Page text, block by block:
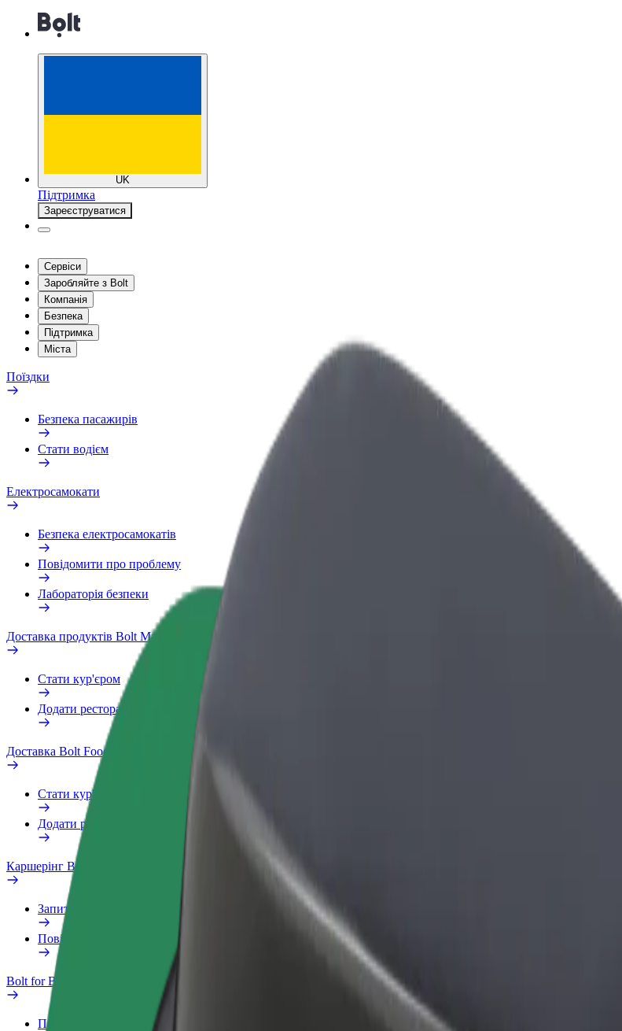
UK
Підтримка
Зареєструватися
Сервіси
Заробляйте з Bolt
Компанія
Безпека
Підтримка
Міста
Поїздки
Безпека пасажирів
Стати водієм
Електросамокати
Безпека електросамокатів
Повідомити про проблему
Лабораторія безпеки
Доставка продуктів Bolt Market
Стати кур'єром
Додати ресторан чи крамницю
Доставка Bolt Food
Стати кур'єром
Додати ресторан чи крамницю
Каршерінг Bolt Drive
Запитання та відповіді
Повідомити про проблему з ТЗ
Bolt for Business
Переваги